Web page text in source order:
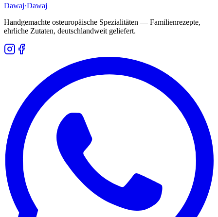
Dawaj·Dawaj
Handgemachte osteuropäische Spezialitäten — Familienrezepte,
ehrliche Zutaten, deutschlandweit geliefert.